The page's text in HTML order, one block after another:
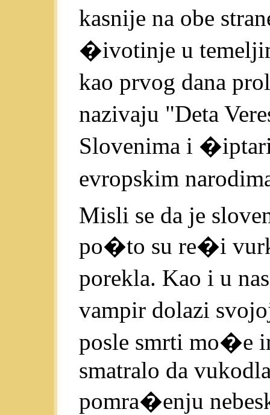
kasnije na obe
�ivotinje u
kao prvog dana
nazivaju "Deta
Slovenima i
evropskim
Misli se da je
po�to su re�i
porekla. Kao i u
vampir dolazi
posle smrti mo�e
smatralo da
pomra�enju